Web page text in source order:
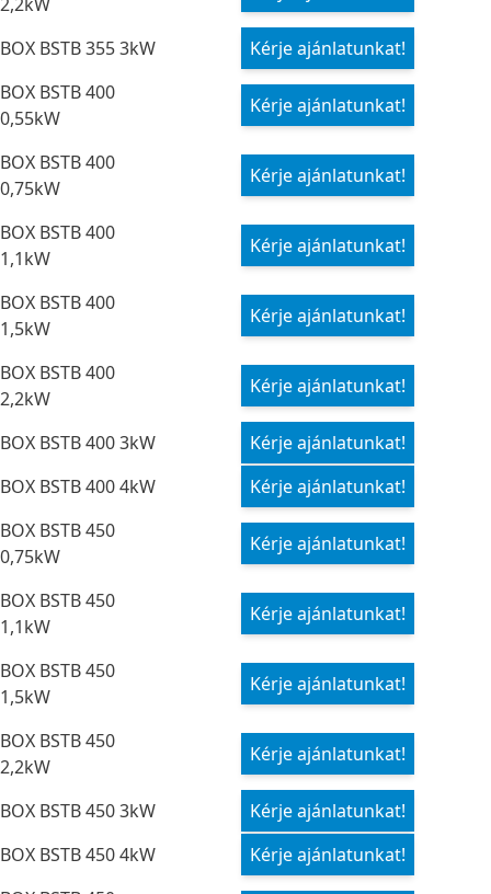
BOX BSTB 355 3kW
Kérje ajánlatunkat!
BOX BSTB 400
0,55kW
Kérje ajánlatunkat!
BOX BSTB 400
0,75kW
Kérje ajánlatunkat!
BOX BSTB 400
1,1kW
Kérje ajánlatunkat!
BOX BSTB 400
1,5kW
Kérje ajánlatunkat!
BOX BSTB 400
2,2kW
Kérje ajánlatunkat!
BOX BSTB 400 3kW
Kérje ajánlatunkat!
BOX BSTB 400 4kW
Kérje ajánlatunkat!
BOX BSTB 450
0,75kW
Kérje ajánlatunkat!
BOX BSTB 450
1,1kW
Kérje ajánlatunkat!
BOX BSTB 450
1,5kW
Kérje ajánlatunkat!
BOX BSTB 450
2,2kW
Kérje ajánlatunkat!
BOX BSTB 450 3kW
Kérje ajánlatunkat!
BOX BSTB 450 4kW
Kérje ajánlatunkat!